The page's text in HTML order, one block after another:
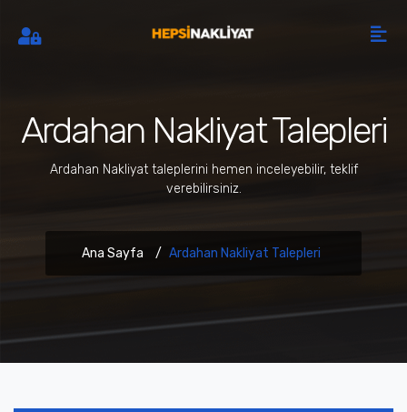
Ardahan Nakliyat Talepleri
Ardahan Nakliyat taleplerini hemen inceleyebilir, teklif
verebilirsiniz.
Ana Sayfa Ardahan Nakliyat Talepleri